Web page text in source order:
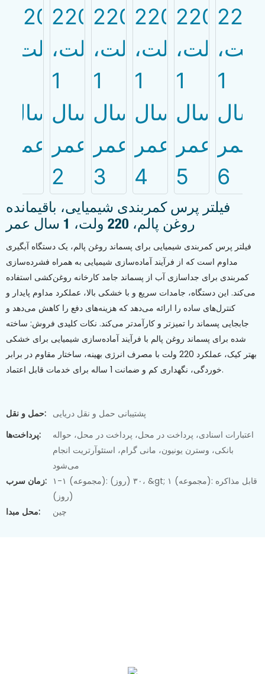
فیلتر پرس کمربندی شیمیایی، باقیمانده
روغن پالم، 220 ولت، 1 سال عمر
فیلتر پرس کمربندی شیمیایی برای پسماند روغن پالم، یک دستگاه آبگیری
مداوم است که از فرآیند آماده‌سازی شیمیایی به همراه فشرده‌سازی
کمربندی برای جداسازی آب از پسماند جامد کارخانه روغن‌کشی استفاده
می‌کند. این دستگاه، جامدات سریع و با خشکی بالا، عملکرد مداوم پایدار و
کنترل‌های ساده را ارائه می‌دهد که هزینه‌های دفع را کاهش می‌دهد و
جابجایی پسماند را تمیزتر و کارآمدتر می‌کند. نکات کلیدی فروش: ساخته
شده برای پسماند روغن پالم با فرآیند آماده‌سازی شیمیایی برای خشکی
بهتر کیک، عملکرد 220 ولت با مصرف انرژی بهینه، ساختار مقاوم در برابر
خوردگی، نگهداری کم و ضمانت 1 ساله برای خدمات قابل اعتماد.
حمل و نقل: پشتیبانی حمل و نقل دریایی
پرداخت‌ها:
اعتبارات اسنادی، پرداخت در محل، پرداخت در محل، حواله
بانکی، وسترن یونیون، مانی گرام، استئوآرتریت انجام
می‌شود
زمان سرب: ۱-۱ (مجموعه): ۳۰ (روز)، &gt; ۱ (مجموعه): قابل مذاکره
(روز)
محل مبدا:
چین